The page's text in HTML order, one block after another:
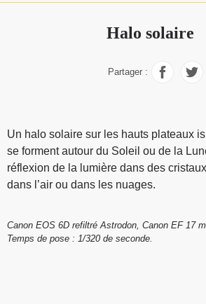
Halo solaire
Partager :
Un halo solaire sur les hauts plateaux
se forment autour du Soleil ou de la
réflexion de la lumière dans des
dans l’air ou dans les nuages.
Canon EOS 6D refiltré Astrodon, Canon EF 17
Temps de pose : 1/320 de seconde.